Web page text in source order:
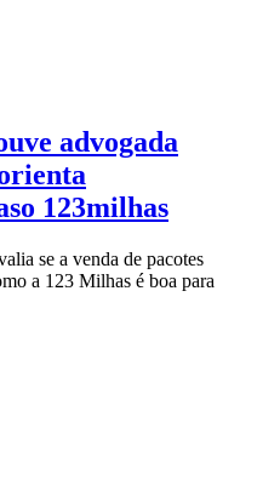
advogada
123milhas
se a venda de pacotes
a 123 Milhas é boa para